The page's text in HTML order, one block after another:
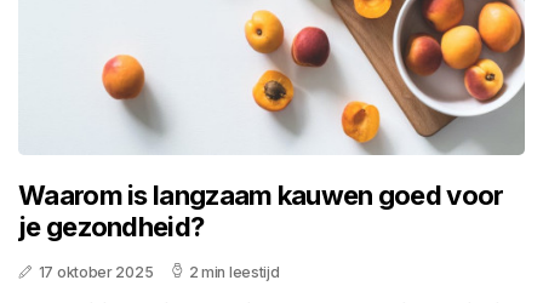
Waarom is langzaam kauwen goed voor
je gezondheid?
17 oktober 2025 2 min leestijd